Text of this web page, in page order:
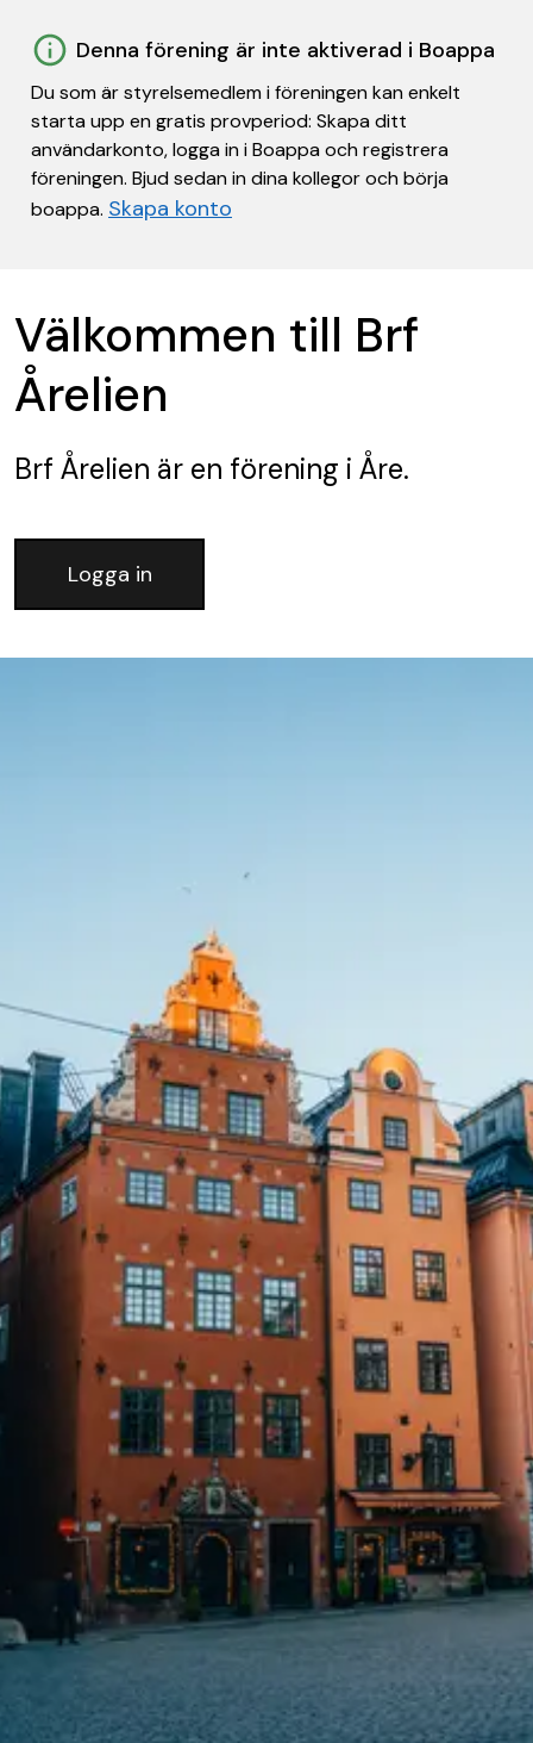
Denna förening är inte aktiverad i Boappa
Du som är styrelsemedlem i föreningen kan enkelt
starta upp en gratis provperiod: Skapa ditt
användarkonto, logga in i Boappa och registrera
föreningen. Bjud sedan in dina kollegor och börja
boappa. Skapa konto
Välkommen till Brf
Årelien
Brf Årelien är en förening i Åre.
Logga in